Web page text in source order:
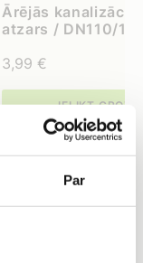
Par
Ārējās
atzars / DN110/
3,99 €
IELIKT GROZĀ